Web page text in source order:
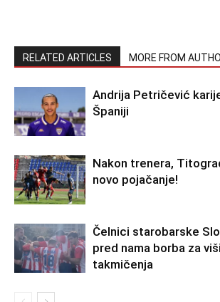
RELATED ARTICLES MORE FROM
Andrija Petričević
Španiji
Nakon trenera,
novo pojačanje!
Čelnici starobarske
pred nama borba za
takmičenja